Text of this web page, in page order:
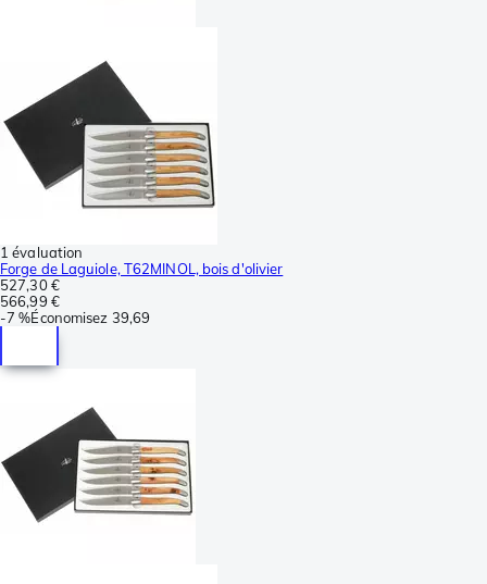
1 évaluation
Forge de Laguiole, T62MINOL, bois d'olivier
527,30 €
566,99 €
-7 %Économisez 39,69